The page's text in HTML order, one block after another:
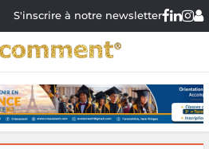
S'inscrire à notre newsletter